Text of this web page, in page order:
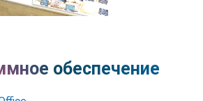
обеспечение